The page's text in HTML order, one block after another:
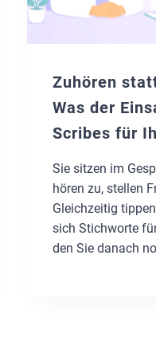
Zuhören
Was der
Scribes für
bedeutet
Sie sitzen im
hören zu, stellen
Gleichzeitig
sich Stichworte
den Sie danach